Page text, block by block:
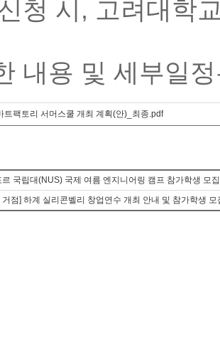
청 시, 고려대학
내용 및 세부일
트팩토리 서머스쿨 개최 계획(안)_최종.pdf
르 국립대(NUS) 국제 여름 엔지니어링 캠프 참가학생 모
거점] 하계 실리콘벨리 창업연수 개최 안내 및 참가학생 모